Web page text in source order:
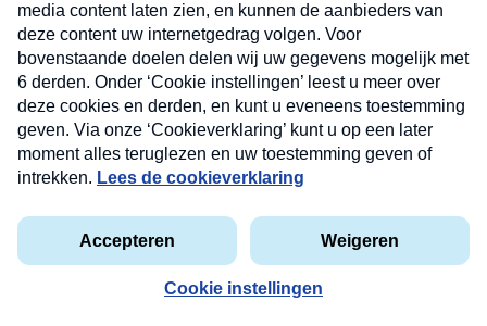
Nieuwsbrief
Neem hier een gratis abonnement op onze
nieuwsbrief. Elke vrijdag- en dinsdagochtend in uw